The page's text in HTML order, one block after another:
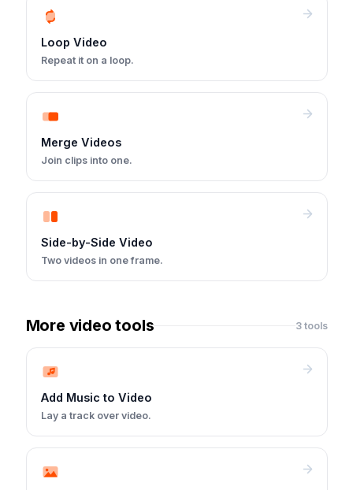
Loop Video
Repeat it on a loop.
Merge Videos
Join clips into one.
Side-by-Side Video
Two videos in one frame.
More video tools 3 tools
Add Music to Video
Lay a track over video.